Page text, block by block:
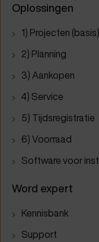
Oplossingen
1) Projecten (basis)
2) Planning
3) Aankopen
4) Service
5) Tijdsregistratie
6) Voorraad
Software voor
Word expert
Kennisbank
Support